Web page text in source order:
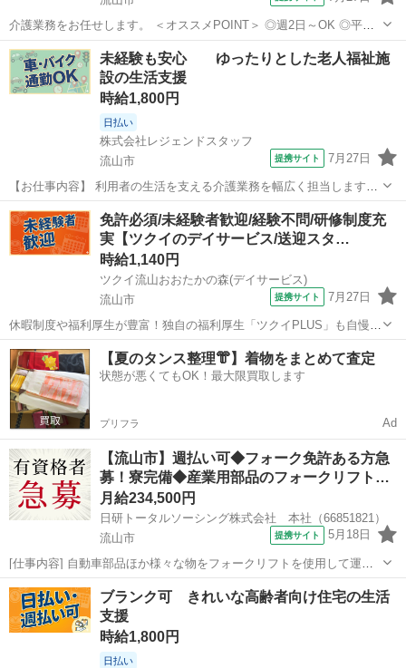
介護業務をお任せします。 ＜オススメPOINT＞ ◎週2日～OK ◎平日
のみ・曜日固定OK ◎日勤のみ／夜勤のみ選択可 ◎残業ほぼなし 家
庭・プライベート・収入など、 希望に合わせた働き方が可能です。 ★
主婦（夫）・ブ...
千葉 流山市 介護
未経験も安心 ゆったりとした老人福祉施
設の生活支援
時給1,800円
日払い
株式会社レジェンドスタッフ
流山市
提携サイト 7月27日
【お仕事内容】 利用者の生活を支える介護業務を幅広く担当します。
◆ 掃除・洗濯・買い物の手伝いから送迎まで多彩な業務。 ◆ アフタ
ーフォローで働きやすさをサポートします。 ※ 登録制のため紹介案件
は応募時で変わります。 ...
千葉 流山市 介護
免許必須/未経験者歓迎/経験不問/研修制度充
実【ツクイのデイサービス/送迎スタ…
時給1,140円
ツクイ流山おおたかの森(デイサービス)
流山市
提携サイト 7月27日
休暇制度や福利厚生が豊富！独自の福利厚生「ツクイPLUS」も自慢で
す♪プライベートも大切にできます。 ★☆ 働きやすいメリット多数
★☆ ＼＼サービス・職種の魅力／／ 送迎業務を通して、お客様から感
謝の言葉を直接いただけ...
千葉 流山市 その他
【夏のタンス整理👘】着物をまとめて査定
状態が悪くてもOK！最大限買取します
プリフラ Ad
【流山市】週払い可◆フォーク免許ある方急
募！寮完備◆産業用部品のフォークリフト…
月給234,500円
日研トータルソーシング株式会社 本社（66851821）
流山市
提携サイト 5月18日
[仕事内容] 自動車部品ほか様々な物をフォークリフトを使用して運搬
する倉庫内作業です。 ※業務の変更、就業場所の変更の範囲、契約更
新の基準については面談時にお伝えします。 ◎この他、全国各地にお
仕事たくさんあります！ 通...
千葉 流山市
ブランク可 きれいな高齢者向け住宅の生活
支援
時給1,800円
日払い